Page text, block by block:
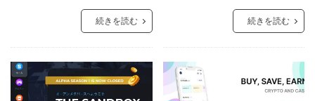
続きを読む 続きを読む